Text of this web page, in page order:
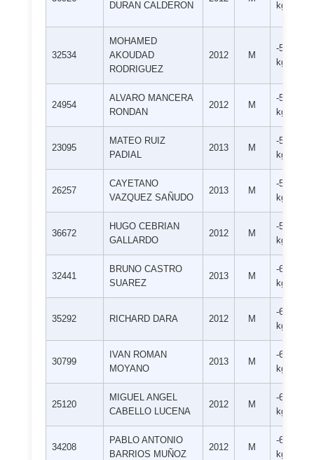
DURAN CALDERON
kg
32534
MOHAMED
AKOUDAD
RODRIGUEZ
2012 M
-55
kg
24954
ALVARO MANCERA
RONDAN
2012 M
-55
kg
23095
MATEO RUIZ
PADIAL
2013 M
-55
kg
26257
CAYETANO
VAZQUEZ SAÑUDO
2013 M
-55
kg
36672
HUGO CEBRIAN
GALLARDO
2012 M
-55
kg
32441
BRUNO CASTRO
SUAREZ
2013 M
-60
kg
35292 RICHARD DARA 2012 M
-60
kg
30799
IVAN ROMAN
MOYANO
2013 M
-60
kg
25120
MIGUEL ANGEL
CABELLO LUCENA
2012 M
-60
kg
34208
PABLO ANTONIO
BARRIOS MUÑOZ
2012 M
-60
kg